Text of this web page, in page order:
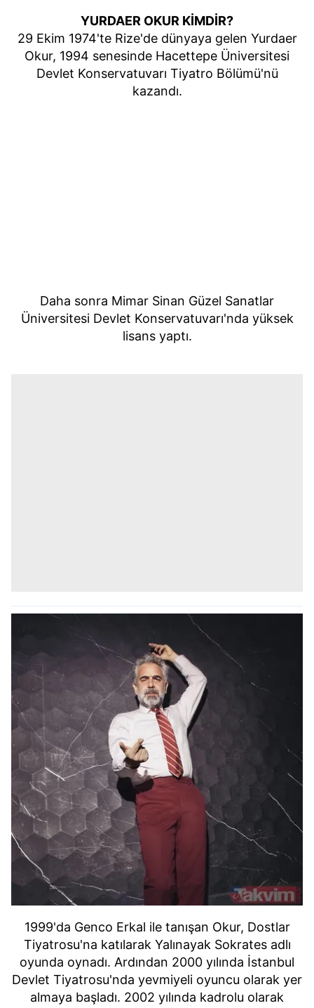
YURDAER OKUR KİMDİR?
29 Ekim 1974'te Rize'de dünyaya gelen Yurdaer
Okur, 1994 senesinde Hacettepe Üniversitesi
Devlet Konservatuvarı Tiyatro Bölümü'nü
kazandı.
Daha sonra Mimar Sinan Güzel Sanatlar
Üniversitesi Devlet Konservatuvarı'nda yüksek
lisans yaptı.
1999'da Genco Erkal ile tanışan Okur, Dostlar
Tiyatrosu'na katılarak Yalınayak Sokrates adlı
oyunda oynadı. Ardından 2000 yılında İstanbul
Devlet Tiyatrosu'nda yevmiyeli oyuncu olarak yer
almaya başladı. 2002 yılında kadrolu olarak